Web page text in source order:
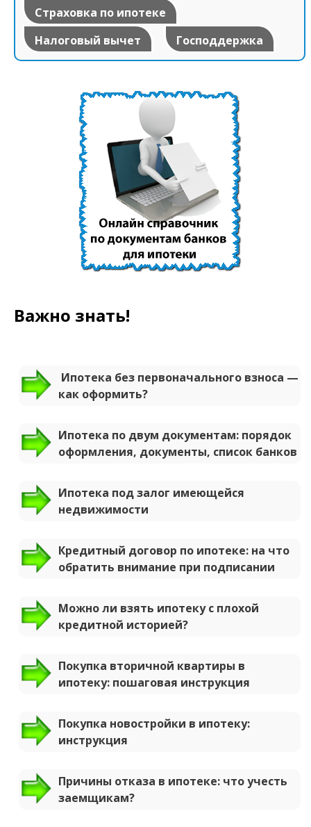
Страховка по ипотеке
Налоговый вычет
Господдержка
Важно знать!
Ипотека без первоначального взноса —
как оформить?
Ипотека по двум документам: порядок
оформления, документы, список банков
Ипотека под залог имеющейся
недвижимости
Кредитный договор по ипотеке: на что
обратить внимание при подписании
Можно ли взять ипотеку с плохой
кредитной историей?
Покупка вторичной квартиры в
ипотеку: пошаговая инструкция
Покупка новостройки в ипотеку:
инструкция
Причины отказа в ипотеке: что учесть
заемщикам?